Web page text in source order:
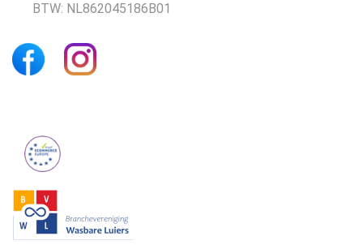
BTW: NL862045186B01